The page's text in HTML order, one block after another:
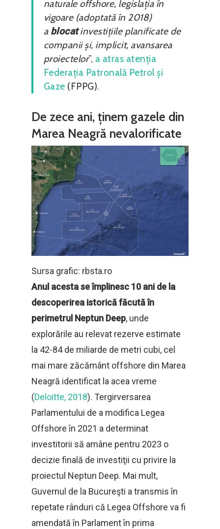
naturale offshore, legislația în
vigoare (adoptată în 2018)
a blocatinvestițiile planificate de
companii și, implicit, avansarea
proiectelor”, a atras atenția
Federația Patronală Petrol și
Gaze (FPPG).
De zece ani, ținem gazele din
Marea Neagră nevalorificate
Sursa grafic: rbsta.ro
Anul acesta se împlinesc 10 ani de la
descoperirea istorică făcută în
perimetrul Neptun Deep, unde
explorările au relevat rezerve estimate
la 42-84 de miliarde de metri cubi, cel
mai mare zăcământ offshore din Marea
Neagră identificat la acea vreme
(Deloitte, 2018). Tergirversarea
Parlamentului de a modifica Legea
Offshore în 2021 a determinat
investitorii să amâne pentru 2023 o
decizie finală de investiţii cu privire la
proiectul Neptun Deep. Mai mult,
Guvernul de la Bucureşti a transmis în
repetate rânduri că Legea Offshore va fi
amendată în Parlament în prima